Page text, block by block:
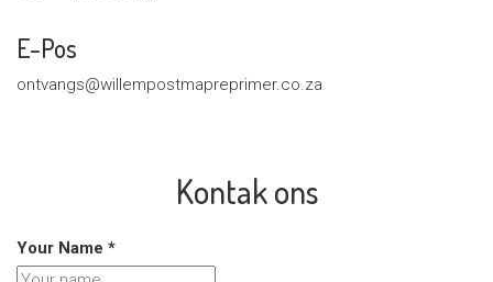
E-Pos
ontvangs@willempostmapreprimer.co.za
Kontak ons
Your Name *